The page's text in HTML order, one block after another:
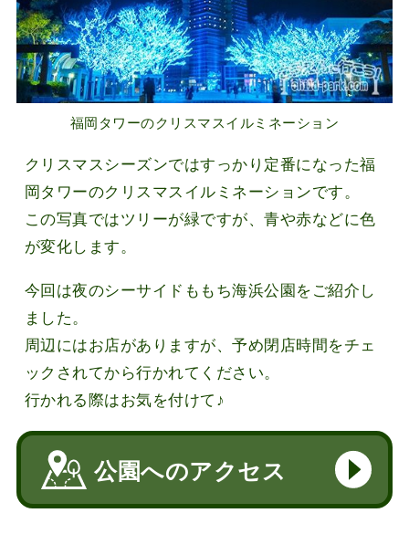
福岡タワーのクリスマスイルミネーション
クリスマスシーズンではすっかり定番になった福
岡タワーのクリスマスイルミネーションです。
この写真ではツリーが緑ですが、青や赤などに色
が変化します。
今回は夜のシーサイドももち海浜公園をご紹介し
ました。
周辺にはお店がありますが、予め閉店時間をチェ
ックされてから行かれてください。
行かれる際はお気を付けて♪
公園へのアクセス